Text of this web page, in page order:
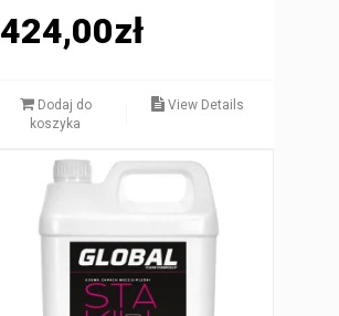
424,00zł
Dodaj do
koszyka
View Details